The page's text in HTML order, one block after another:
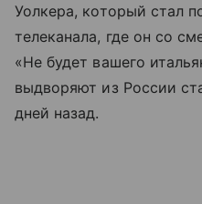
Уолкера, который стал
телеканала, где он со
«Не будет вашего
выдворяют из России
дней назад.